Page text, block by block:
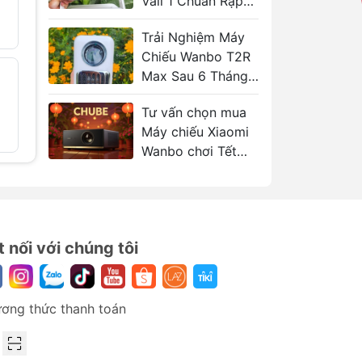
Phim Di Động
Trải Nghiệm Máy
Chiếu Wanbo T2R
Max Sau 6 Tháng,
Xem Phim Tết Có
Ok?
Tư vấn chọn mua
Máy chiếu Xiaomi
Wanbo chơi Tết
3.390.000₫
6.000.000₫
- 75%
Máy chiếu VIMGO
P10 SMART MINI
PROJECTOR
2.990.000₫
12.090.000₫
- 51%
nối với chúng tôi
thức thanh toán